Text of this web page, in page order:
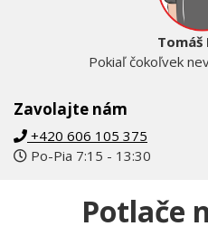
Zavolajte nám
+420 606 105 375
Po-Pia 7:15 - 13:30
Tomáš
Pokiaľ čokoľvek
Potlače